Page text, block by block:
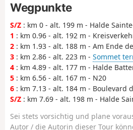
Wegpunkte
S/Z : km 0 - alt. 199 m - Halde
1 : km 0.96 - alt. 192 m -
2 : km 1.93 - alt. 188 m - Am Ende
3 : km 2.86 - alt. 223 m - Sommet
4 : km 4.89 - alt. 177 m - Halde
5 : km 6.56 - alt. 167 m - N20
6 : km 7.13 - alt. 184 m - Boulevard
S/Z : km 7.69 - alt. 198 m - Halde
Sei stets vorsichtig und plane
Autor / die Autorin dieser Tour